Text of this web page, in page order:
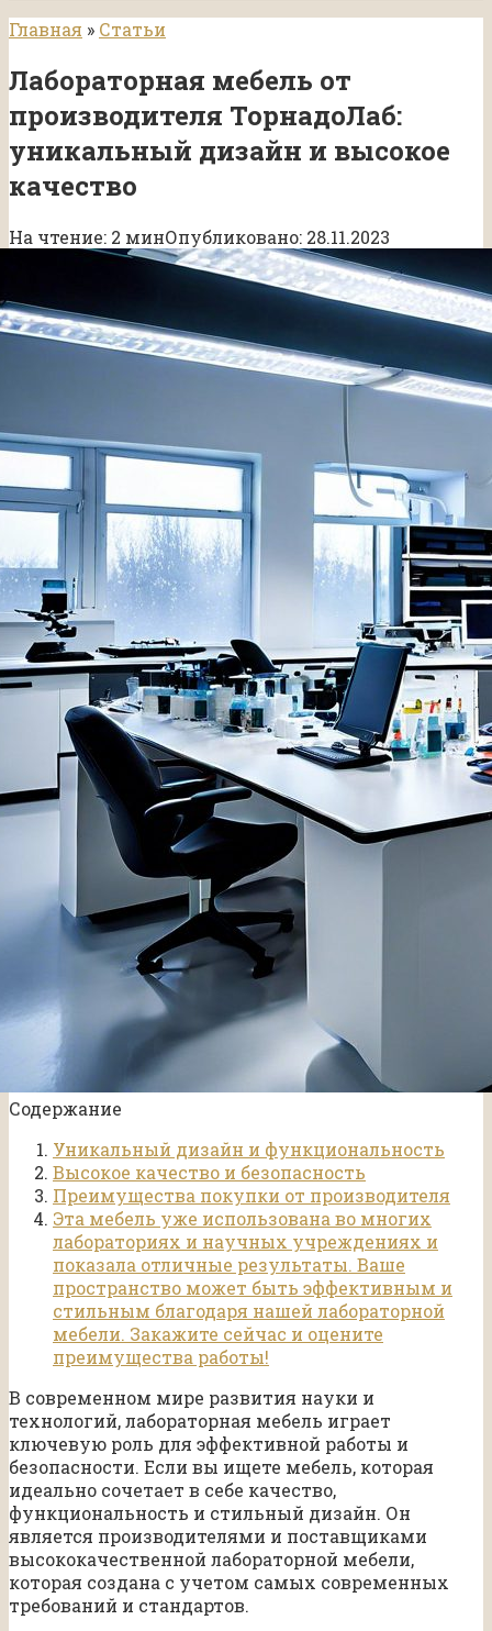
Главная » Статьи
Лабораторная мебель от
производителя ТорнадоЛаб:
уникальный дизайн и высокое
качество
На чтение: 2 минОпубликовано: 28.11.2023
Содержание
Уникальный дизайн и функциональность
Высокое качество и безопасность
Преимущества покупки от производителя
Эта мебель уже использована во многих
лабораториях и научных учреждениях и
показала отличные результаты. Ваше
пространство может быть эффективным и
стильным благодаря нашей лабораторной
мебели. Закажите сейчас и оцените
преимущества работы!
В современном мире развития науки и
технологий, лабораторная мебель играет
ключевую роль для эффективной работы и
безопасности. Если вы ищете мебель, которая
идеально сочетает в себе качество,
функциональность и стильный дизайн. Он
является производителями и поставщиками
высококачественной лабораторной мебели,
которая создана с учетом самых современных
требований и стандартов.